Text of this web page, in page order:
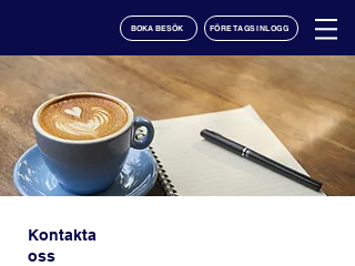
BOKA BESÖK FÖRETAGSINLOGG
Kontakta
oss